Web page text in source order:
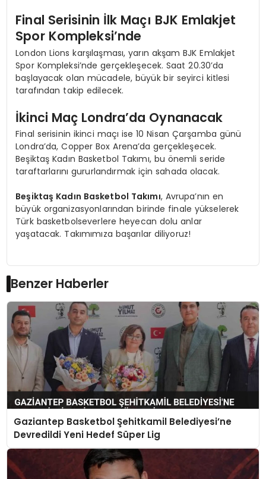
Final Serisinin İlk Maçı BJK Emlakjet
Spor Kompleksi’nde
London Lions karşılaşması, yarın akşam BJK Emlakjet
Spor Kompleksi’nde gerçekleşecek. Saat 20.30’da
başlayacak olan mücadele, büyük bir seyirci kitlesi
tarafından takip edilecek.
İkinci Maç Londra’da Oynanacak
Final serisinin ikinci maçı ise 10 Nisan Çarşamba günü
Londra’da, Copper Box Arena’da gerçekleşecek.
Beşiktaş Kadın Basketbol Takımı, bu önemli seride
taraftarlarını gururlandırmak için sahada olacak.
Beşiktaş Kadın Basketbol Takımı, Avrupa’nın en
büyük organizasyonlarından birinde finale yükselerek
Türk basketbolseverlere heyecan dolu anlar
yaşatacak. Takımımıza başarılar diliyoruz!
Benzer Haberler
Gaziantep Basketbol Şehitkamil Belediyesi’ne
Devredildi Yeni Hedef Süper Lig